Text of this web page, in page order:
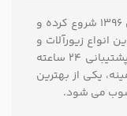
فروشگاه آدیناست فعالیت خود را در سال ۱۳۹۶ شروع کرده و
زیورآلات و
ساعت های مچی از تمام برند ها در کنار پشتیبانی ۲۴ ساعته
این زمینه، یکی از بهترین
می شود.